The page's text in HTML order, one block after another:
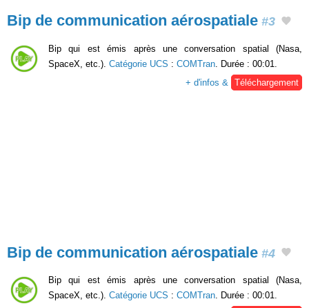
Bip de communication aérospatiale #3
Bip qui est émis après une conversation spatial (Nasa,
SpaceX, etc.). Catégorie UCS : COMTran . Durée : 00:01.
+ d'infos &
Téléchargement
Bip de communication aérospatiale #4
Bip qui est émis après une conversation spatial (Nasa,
SpaceX, etc.). Catégorie UCS : COMTran. Durée : 00:01.